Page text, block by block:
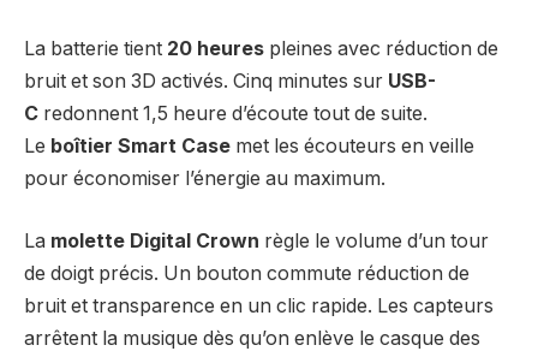
La batterie tient 20 heures pleines avec réduction de
bruit et son 3D activés. Cinq minutes sur USB-
C redonnent 1,5 heure d’écoute tout de suite.
Le boîtier Smart Case met les écouteurs en veille
pour économiser l’énergie au maximum.
La molette Digital Crown règle le volume d’un tour
de doigt précis. Un bouton commute réduction de
bruit et transparence en un clic rapide. Les capteurs
arrêtent la musique dès qu’on enlève le casque des